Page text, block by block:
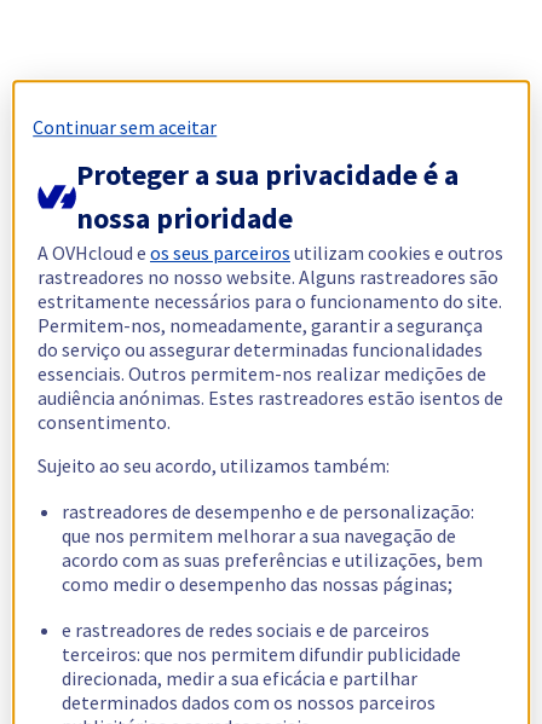
Continuar sem aceitar
Proteger a sua privacidade é a
nossa prioridade
A OVHcloud eos seus parceiros utilizam cookies e outros
rastreadores no nosso website. Alguns rastreadores são
estritamente necessários para o funcionamento do site.
Permitem-nos, nomeadamente, garantir a segurança
do serviço ou assegurar determinadas funcionalidades
essenciais. Outros permitem-nos realizar medições de
audiência anónimas. Estes rastreadores estão isentos de
consentimento.
Sujeito ao seu acordo, utilizamos também:
rastreadores de desempenho e de personalização:
que nos permitem melhorar a sua navegação de
acordo com as suas preferências e utilizações, bem
como medir o desempenho das nossas páginas;
e rastreadores de redes sociais e de parceiros
terceiros: que nos permitem difundir publicidade
direcionada, medir a sua eficácia e partilhar
determinados dados com os nossos parceiros